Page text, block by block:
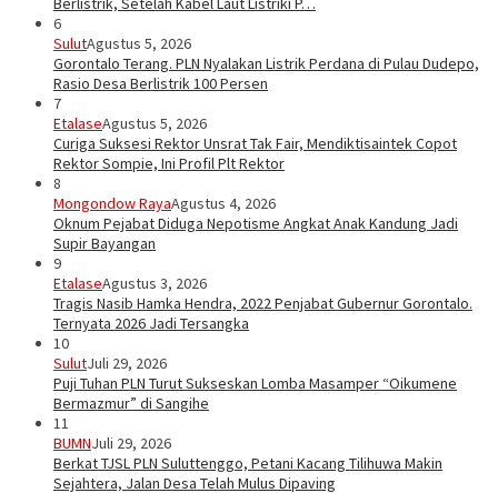
6
SulutAgustus 5, 2026
Gorontalo Terang. PLN Nyalakan Listrik Perdana di Pulau Dudepo,
Rasio Desa Berlistrik 100 Persen
7
EtalaseAgustus 5, 2026
Curiga Suksesi Rektor Unsrat Tak Fair, Mendiktisaintek Copot
Rektor Sompie, Ini Profil Plt Rektor
8
Mongondow RayaAgustus 4, 2026
Oknum Pejabat Diduga Nepotisme Angkat Anak Kandung Jadi
Supir Bayangan
9
EtalaseAgustus 3, 2026
Tragis Nasib Hamka Hendra, 2022 Penjabat Gubernur Gorontalo.
Ternyata 2026 Jadi Tersangka
10
SulutJuli 29, 2026
Puji Tuhan PLN Turut Sukseskan Lomba Masamper “Oikumene
Bermazmur” di Sangihe
11
BUMNJuli 29, 2026
Berkat TJSL PLN Suluttenggo, Petani Kacang Tilihuwa Makin
Sejahtera, Jalan Desa Telah Mulus Dipaving